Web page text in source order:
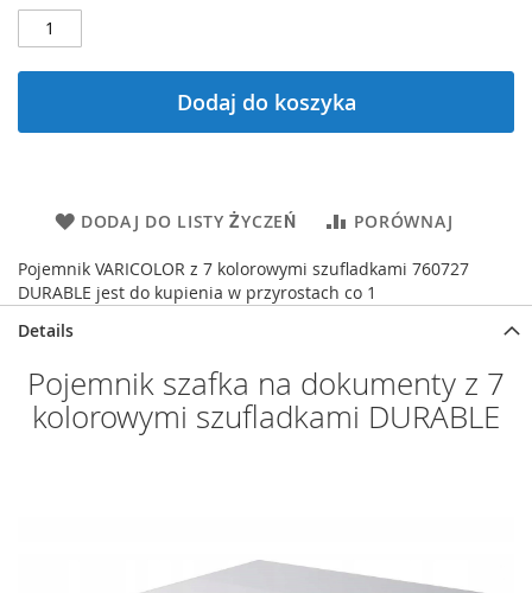
Dodaj do koszyka
DODAJ DO LISTY ŻYCZEŃ PORÓWNAJ
Pojemnik VARICOLOR z 7 kolorowymi szufladkami 760727
DURABLE jest do kupienia w przyrostach co 1
Details
Pojemnik szafka na dokumenty z 7
kolorowymi szufladkami DURABLE